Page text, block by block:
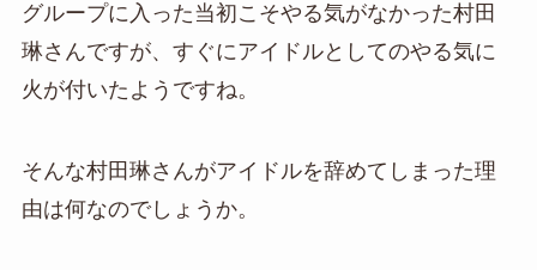
グループに入った当初こそやる気がなかった村田
琳さんですが、すぐにアイドルとしてのやる気に
火が付いたようですね。
そんな村田琳さんがアイドルを辞めてしまった理
由は何なのでしょうか。